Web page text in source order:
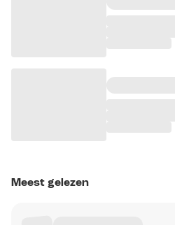
Meest gelezen